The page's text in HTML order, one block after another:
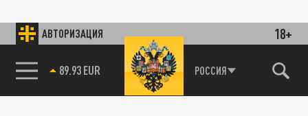
АВТОРИЗАЦИЯ 18+
89.93 EUR РОССИЯ